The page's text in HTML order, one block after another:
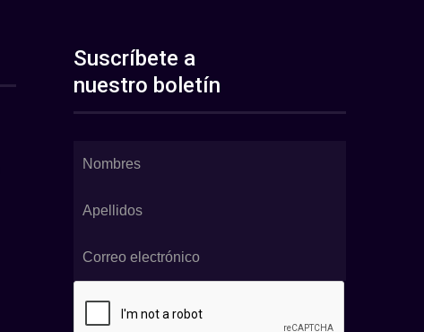
Suscríbete a
nuestro boletín